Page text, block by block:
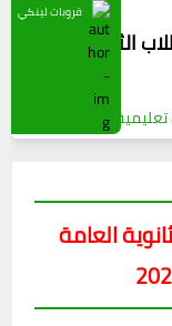
الثانوية
قروبات لينكي
العامة